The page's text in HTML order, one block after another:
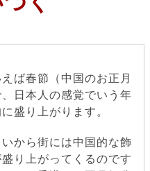
ば春節（中国のお正月
日本人の感覚でいう年
盛り上がります。
から街には中国的な飾
り上がってくるのです